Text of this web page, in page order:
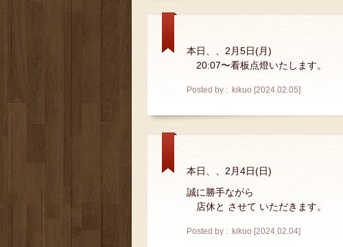
本日、、2月5日(月)
20:07〜看板点燈いたします。
Posted by : kikuo [2024.02.05]
本日、、2月4日(日)
誠に勝手ながら
店休と させて いただきます。
Posted by : kikuo [2024.02.04]